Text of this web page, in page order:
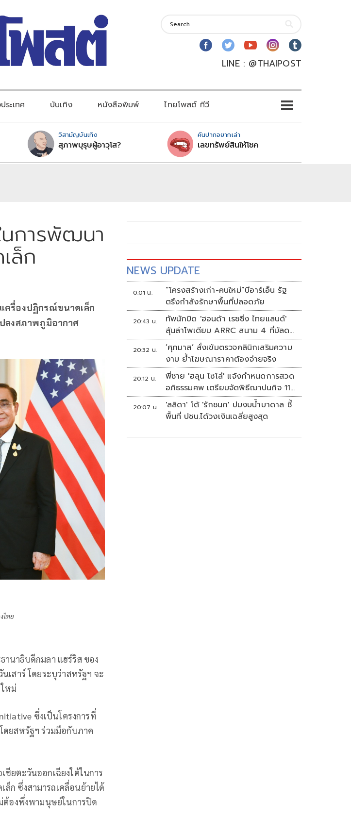
LINE : @THAIPOST
ระเทศ บันเทิง หนังสือพิมพ์ ไทยโพสต์ ทีวี
วิสามัญบันเทิง
สุภาพบุรุษผู้อาวุโส?
คันปากอยากเล่า
เลขทรัพย์สินให้โชค
นการพัฒนา
ล็ก
ครื่องปฏิกรณ์ขนาดเล็ก
ลงสภาพภูมิอากาศ
ไทย
านาธิบดีกมลา แฮร์ริส ของ
เสาร์ โดยระบุว่าสหรัฐฯ จะ
หม่
ซึ่งเป็นโครงการที่
ดยสหรัฐฯ ร่วมมือกับภาค
ชียตะวันออกเฉียงใต้ในการ
ก ซึ่งสามารถเคลื่อนย้ายได้
ต้องพึ่งพามนุษย์ในการปิด
NEWS UPDATE
0:01 น.
“โครงสร้างเก่า-คนใหม่”บีอาร์เอ็น รัฐ
ตรึงกำลังรักษาพื้นที่ปลอดภัย
20:43 น.
ทัพนักบิด 'ฮอนด้า เรซซิ่ง ไทยแลนด์'
ลุ้นล่าโพเดียม ARRC สนาม 4 ที่มัลดา
ลิกา
20:32 น.
‘ศุภมาส’ สั่งเข้มตรวจคลินิกเสริมความ
งาม ย้ำโฆษณาราคาต้องจ่ายจริง
20:12 น.
พี่ชาย 'ฮลุน โซโล่' แจ้งกำหนดการสวด
อภิธรรมศพ เตรียมจัดพิธีฌาปนกิจ 11
ส.ค.
20:07 น.
'ลลิดา' โต้ 'รักชนก' ปมงบน้ำบาดาล ชี้
พื้นที่ ปชน.ได้วงเงินเฉลี่ยสูงสุด